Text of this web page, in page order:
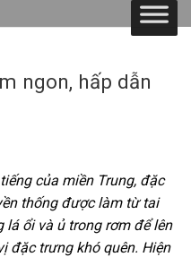
ngon, hấp dẫn
của miền Trung, đặc
thống được làm từ tai
lá ổi và ủ trong rơm để lên
đặc trưng khó quên. Hiện